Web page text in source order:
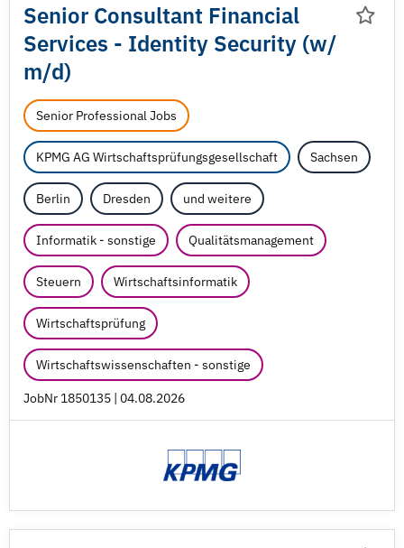
Senior Consultant Financial
Services - Identity Security (w/
m/d)
Senior Professional Jobs
KPMG AG Wirtschaftsprüfungsgesellschaft Sachsen
Berlin Dresden und weitere
Informatik - sonstige Qualitätsmanagement
Steuern Wirtschaftsinformatik
Wirtschaftsprüfung
Wirtschaftswissenschaften - sonstige
JobNr 1850135 | 04.08.2026